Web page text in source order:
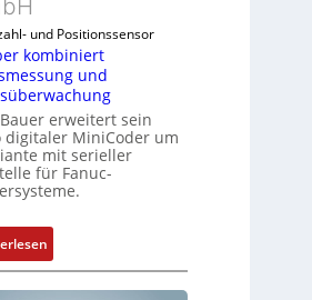
und Positionssensor
kombiniert
und
erweitert sein
digitaler MiniCoder um
mit serieller
für Fanuc-
:
D
r